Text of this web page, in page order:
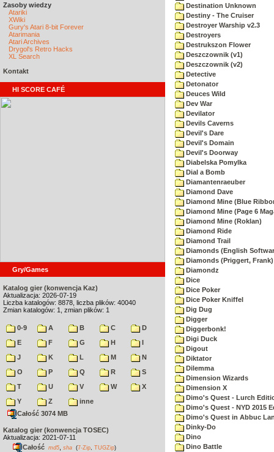
Zasoby wiedzy
Atariki
XWiki
Gury's Atari 8-bit Forever
Atarimania
Atari Archives
Drygol's Retro Hacks
XL Search
Kontakt
HI SCORE CAFÉ
Gry/Games
Katalog gier (konwencja Kaz)
Aktualizacja: 2026-07-19
Liczba katalogów: 8878, liczba plików: 40040
Zmian katalogów: 1, zmian plików: 1
0-9 A B C
D
E
F G H
I
J
K L M
N
O
P Q R
S
T
U V W
X
Y
Z
inne
Całość 3074 MB
Katalog gier (konwencja TOSEC)
Aktualizacja: 2021-07-11
Całość md5 sha (7-Zip TUGZip)
Destination Unknown
Destiny - The Cruiser
Destroyer Warship v2.3
Destroyers
Destrukszon Flower
Deszczownik (v1)
Deszczownik (v2)
Detective
Detonator
Deuces Wild
Dev War
Devilator
Devils Caverns
Devil's Dare
Devil's Domain
Devil's Doorway
Diabelska Pomylka
Dial a Bomb
Diamantenraeuber
Diamond Dave
Diamond Mine (Blue
Diamond Mine (Page 6
Diamond Mine (Roklan)
Diamond Ride
Diamond Trail
Diamonds (English
Diamonds (Priggert, Frank)
Diamondz
Dice
Dice Poker
Dice Poker Kniffel
Dig Dug
Digger
Diggerbonk!
Digi Duck
Digout
Diktator
Dilemma
Dimension Wizards
Dimension X
Dimo's Quest - Lurch
Dimo's Quest - NYD 2015
Dimo's Quest in Abbuc
Dinky-Do
Dino
Dino Battle